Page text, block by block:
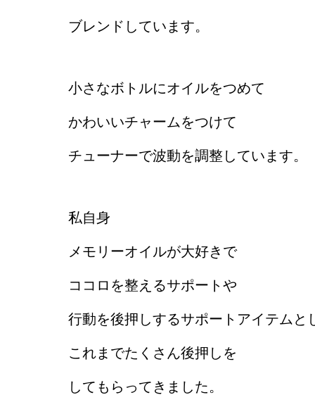
ブレンドしています。
小さなボトルにオイルをつめて
かわいいチャームをつけて
チューナーで波動を調整しています。
私自身
メモリーオイルが大好きで
ココロを整えるサポートや
行動を後押しするサポートアイテムと
これまでたくさん後押しを
してもらってきました。